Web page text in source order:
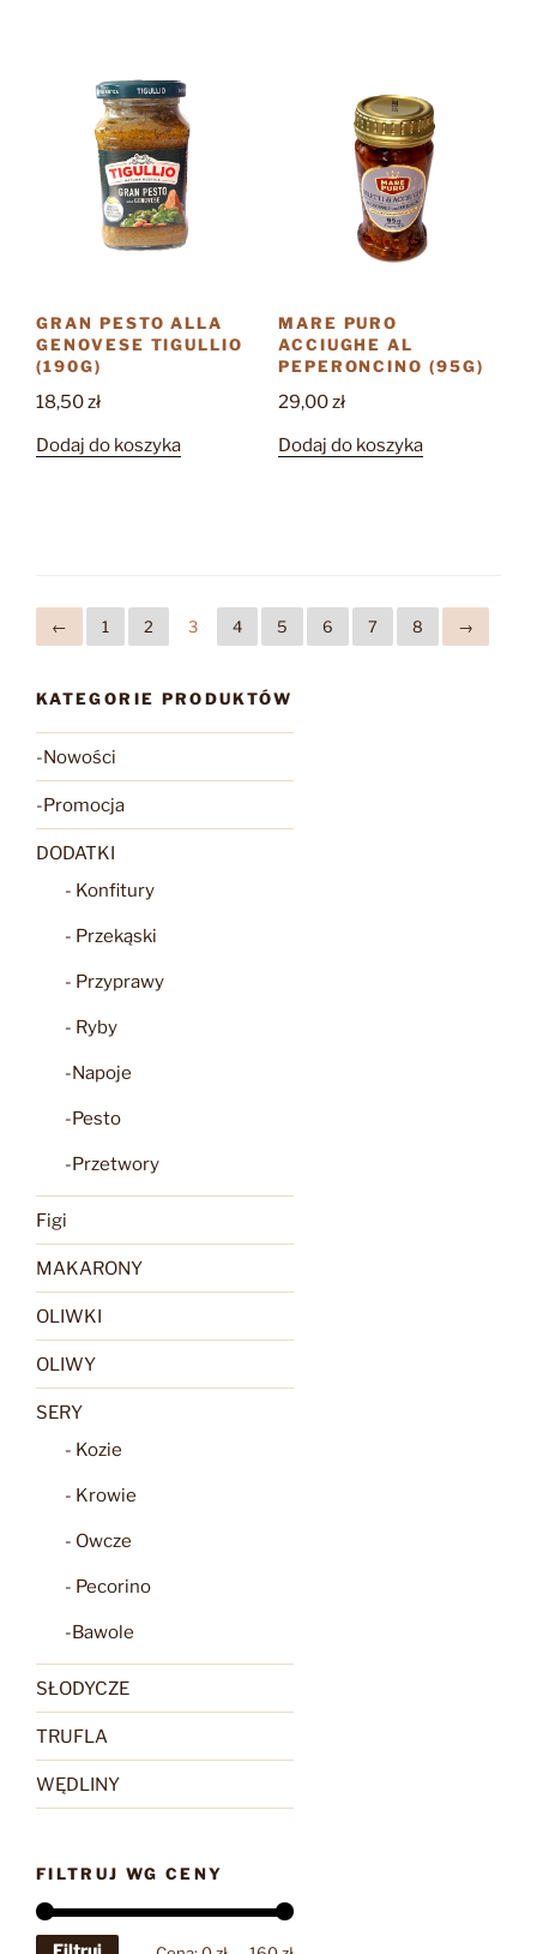
wariantów.
Opcje
można
wybrać
na
stronie
GRAN PESTO ALLA
GENOVESE TIGULLIO
(190G)
18,50zł
Dodaj do koszyka
MARE PURO
ACCIUGHE AL
PEPERONCINO (95G)
29,00zł
Dodaj do koszyka
← 1 2 3 4 5 6 7 8 →
KATEGORIE PRODUKTÓW
-Nowości
-Promocja
DODATKI
- Konfitury
- Przekąski
- Przyprawy
- Ryby
-Napoje
-Pesto
-Przetwory
Figi
MAKARONY
OLIWKI
OLIWY
SERY
- Kozie
- Krowie
- Owcze
- Pecorino
-Bawole
SŁODYCZE
TRUFLA
WĘDLINY
FILTRUJ WG CENY
Filtruj